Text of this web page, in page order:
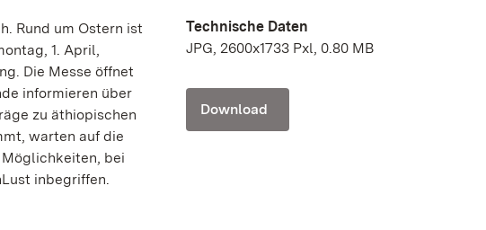
Rund um Ostern ist
1. April,
Die Messe öffnet
informieren über
zu äthiopischen
warten auf die
bei
inbegriffen.
Technische Daten
JPG, 2600x1733 Pxl, 0.80 MB
Download